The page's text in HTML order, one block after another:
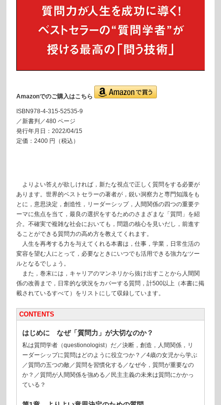
Amazonでのご購入はこちら
ISBN978-4-315-52535-9
／新書判／480 ページ
発行年月日：2022/04/15
定価：2400 円（税込）
よりよい答えが欲しければ，新たな視点で正しく質問をする必要が
あります。世界的ベストセラーの著者が，鋭い洞察力と専門知識をも
とに，意思決定，創造性，リーダーシップ，人間関係の四つの重要テ
ーマに焦点を当て，最良の選択をするためのさまざまな「質問」を紹
介。不確実で複雑な社会においても，問題の核心を見いだし，前進す
ることができる質問力の高め方を教えてくれます。
人生を再考する力を与えてくれる本書は，仕事，学業，日常生活の
変容を望む人にとって，必要なときにいつでも活用できる強力なツー
ルとなるでしょう。
また，巻末には，キャリアのマンネリから抜け出すことから人間関
係の改善まで，日常的な状況をカバーする質問，計500以上（本書に掲
載されているすべて）をリストにして収録しています。
CONTENTS
はじめに なぜ「質問力」が大切なのか？
私は質問学者（questionologist）だ／決断，創造，人間関係，リ
ーダーシップに質問はどのように役立つか？／4歳の女児から学ぶ
／質問の五つの敵／質問を習慣化する／なぜ今，質問が重要なの
か？／質問が人間関係を強める／民主主義の未来は質問にかかっ
ている？